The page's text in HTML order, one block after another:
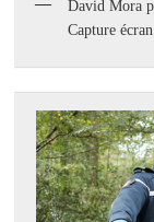
David Mora
Capture écran